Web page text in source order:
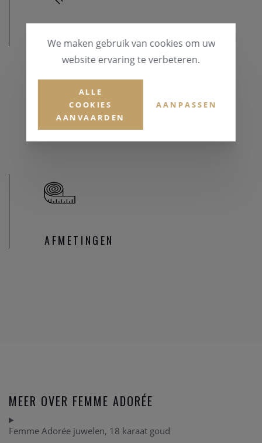
MATERIAAL
MATERIAAL & KLEUR
Goud 18 karaat
EDELSTENEN
AFMETINGEN
MEER OVER FEMME ADORÉE
Femme Adorée juwelen, 18 karaat goud
We maken gebruik van cookies om uw
website ervaring te verbeteren.
ALLE
COOKIES
AANVAARDEN
AANPASSEN